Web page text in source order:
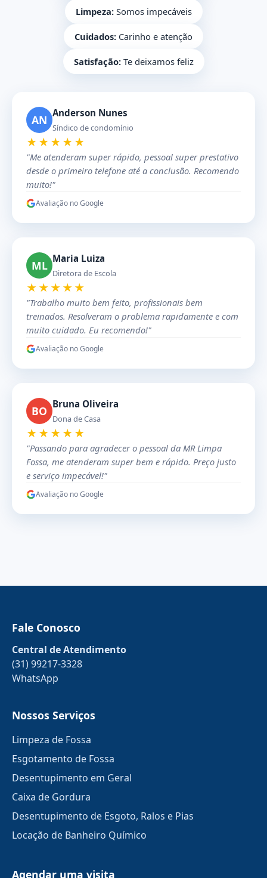
Limpeza:Somos impecáveis
Cuidados: Carinho e atenção
Satisfação:Te deixamos feliz
AN Anderson Nunes
Síndico de condomínio
★★★★★
"Me atenderam super rápido, pessoal super prestativo
desde o primeiro telefone até a conclusão. Recomendo
muito!"
Avaliação no Google
ML Maria Luiza
Diretora de Escola
★★★★★
"Trabalho muito bem feito, profissionais bem
treinados. Resolveram o problema rapidamente e com
muito cuidado. Eu recomendo!"
Avaliação no Google
BO Bruna Oliveira
Dona de Casa
★★★★★
"Passando para agradecer o pessoal da MR Limpa
Fossa, me atenderam super bem e rápido. Preço justo
e serviço impecável!"
Avaliação no Google
Fale Conosco
Central de Atendimento
(31) 99217-3328
WhatsApp
Nossos Serviços
Limpeza de Fossa
Esgotamento de Fossa
Desentupimento em Geral
Caixa de Gordura
Desentupimento de Esgoto, Ralos e Pias
Locação de Banheiro Químico
Agendar uma visita